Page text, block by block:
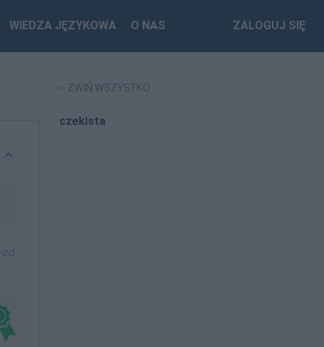
WIEDZA JĘZYKOWA O NAS ZALOGUJ SIĘ
-zd,
ZWIŃ WSZYSTKO
czekista